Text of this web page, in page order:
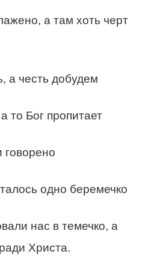
а там хоть черт
а честь добудем
то Бог пропитает
одно беремечко
нас в темечко, а
Христа.